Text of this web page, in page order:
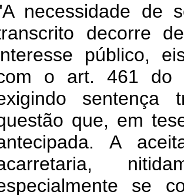
necessidade de
decorre
público,
o art. 461 do
sentença
que, em
A
se